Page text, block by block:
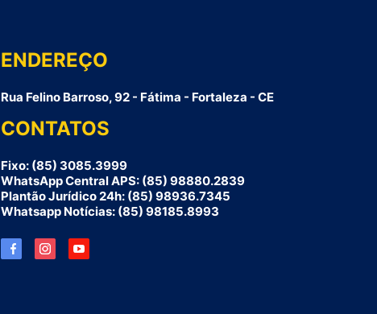
ENDEREÇO
Rua Felino Barroso, 92 - Fátima - Fortaleza - CE
CONTATOS
Fixo: (85) 3085.3999
WhatsApp Central APS: (85) 98880.2839
Plantão Jurídico 24h: (85) 98936.7345
Whatsapp Notícias: (85) 98185.8993